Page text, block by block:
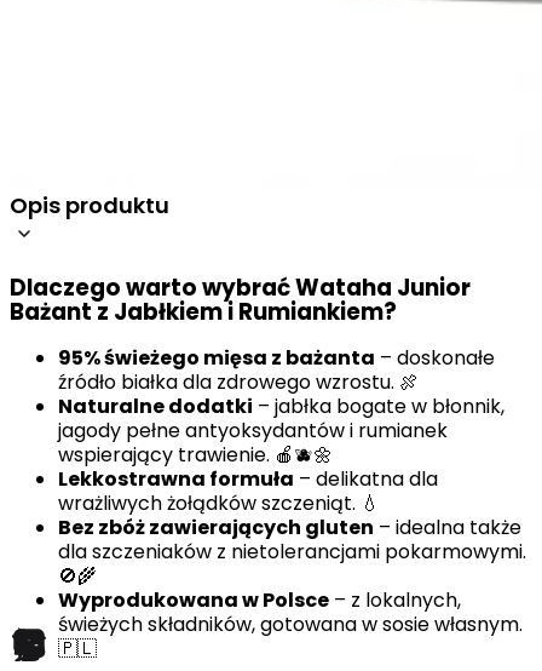
Opis produktu
Dlaczego warto wybrać Wataha Junior
Bażant z Jabłkiem i Rumiankiem?
95% świeżego mięsa z bażanta – doskonałe
źródło białka dla zdrowego wzrostu. 🍖
Naturalne dodatki – jabłka bogate w błonnik,
jagody pełne antyoksydantów i rumianek
wspierający trawienie. 🍎🫐🌼
Lekkostrawna formuła – delikatna dla
wrażliwych żołądków szczeniąt. 💧
Bez zbóż zawierających gluten – idealna także
dla szczeniaków z nietolerancjami pokarmowymi.
🚫🌾
Wyprodukowana w Polsce – z lokalnych,
świeżych składników, gotowana w sosie własnym.
🇵🇱